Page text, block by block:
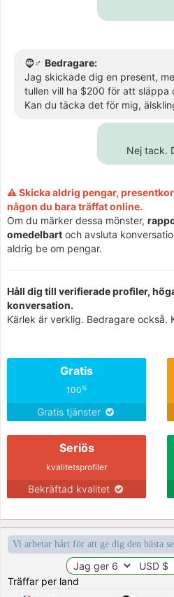
🧔♂️ Bedragare:
Jag skickade dig en present,
tullen vill ha $200 för att släppa
Kan du täcka det för mig,
Nej tack.
⚠️ Skicka aldrig pengar,
någon du bara träffat online.
Om du märker dessa mönster,
omedelbart och avsluta
aldrig be om pengar.
Håll dig till verifierade profiler,
konversation.
Kärlek är verklig. Bedragare också.
Gratis
100%
Gratis tjänster
Seriös
kvalitetsprofiler
Bekräftad kvalitet
Vi arbetar hårt för att ge dig den bästa
Träffar per land